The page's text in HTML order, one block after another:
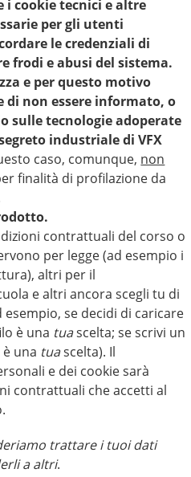
cookie tecnici e altre
per gli utenti
le credenziali di
frodi e abusi del sistema.
e per questo motivo
di non essere informato, o
sulle tecnologie adoperate
industriale di VFX
caso, comunque, non
finalità di profilazione da
contrattuali del corso o
per legge (ad esempio i
altri per il
e altri ancora scegli tu di
se decidi di caricare
è una tuascelta; se scrivi un
una tuascelta). Il
e dei cookie sarà
contrattuali che accetti al
trattare i tuoi dati
a altri.